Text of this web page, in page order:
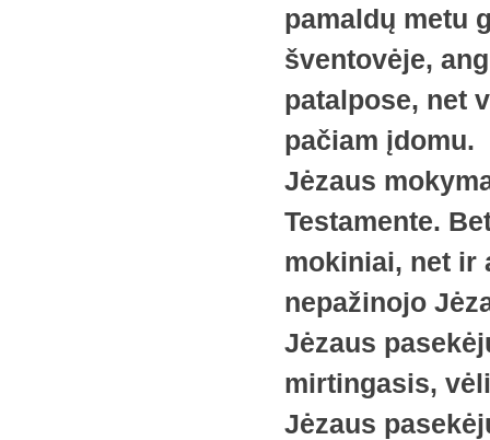
pamaldų metu
šventovėje,
patalpose, net
pačiam įdomu.
Jėzaus
Testamente.
mokiniai, net ir
nepažinojo
Jėzaus
mirtingasis,
Jėzaus